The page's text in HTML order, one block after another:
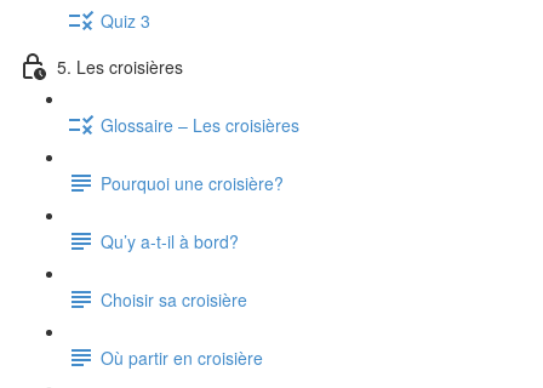
Quiz 3
5. Les croisières
Glossaire – Les croisières
Pourquoi une croisière?
Qu’y a-t-il à bord?
Choisir sa croisière
Où partir en croisière